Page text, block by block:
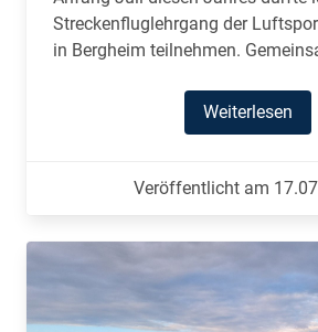
Streckenfluglehrgang der
in Bergheim teilnehmen.
Weiterlesen
Veröffentlicht am